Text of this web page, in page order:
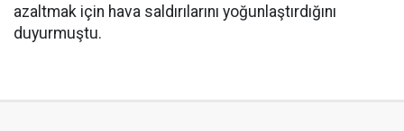
azaltmak için hava saldırılarını yoğunlaştırdığını
duyurmuştu.